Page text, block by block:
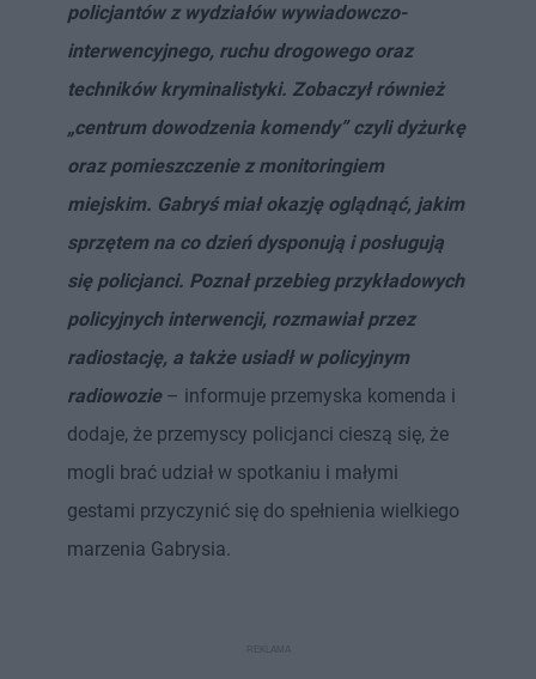
policjantów z wydziałów wywiadowczo-
interwencyjnego, ruchu drogowego oraz
techników kryminalistyki. Zobaczył również
„centrum dowodzenia komendy” czyli dyżurkę
oraz pomieszczenie z monitoringiem
miejskim. Gabryś miał okazję oglądnąć, jakim
sprzętem na co dzień dysponują i posługują
się policjanci. Poznał przebieg przykładowych
policyjnych interwencji, rozmawiał przez
radiostację, a także usiadł w policyjnym
radiowozie– informuje przemyska komenda i
dodaje, że przemyscy policjanci cieszą się, że
mogli brać udział w spotkaniu i małymi
gestami przyczynić się do spełnienia wielkiego
marzenia Gabrysia.